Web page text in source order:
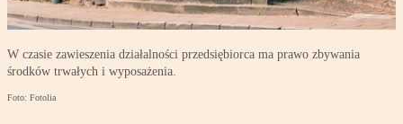
W czasie zawieszenia działalności przedsiębiorca ma prawo zbywania
środków trwałych i wyposażenia.
Foto: Fotolia